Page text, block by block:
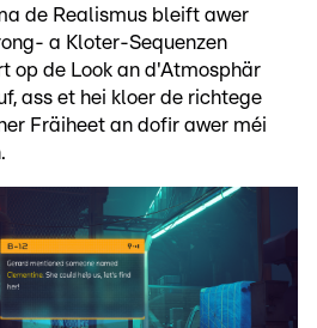
de Realismus bleift awer
a Kloter-Sequenzen
op de Look an d'Atmosphär
ass et hei kloer de richtege
Fräiheet an dofir awer méi